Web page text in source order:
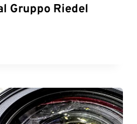
Gruppo Riedel